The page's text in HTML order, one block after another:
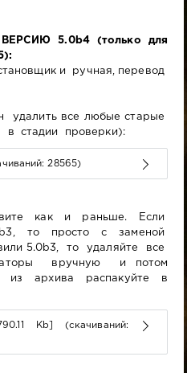
5.0b4 (только для
и ручная, перевод
удалить все любые старые
в стадии проверки):
28565)
как и раньше. Если
то просто с заменой
5.0b3, то удаляйте все
вручную и потом
из архива распакуйте в
Kb] (cкачиваний: